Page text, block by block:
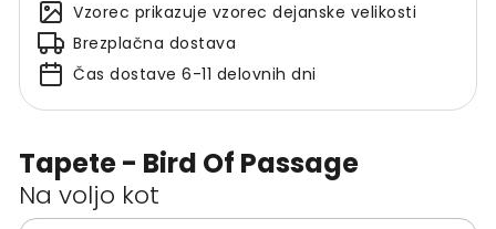
Tapete - Bird Of Passage
Na voljo kot
Vzorec prikazuje vzorec dejanske velikosti
Brezplačna dostava
Čas dostave 6-11 delovnih dni